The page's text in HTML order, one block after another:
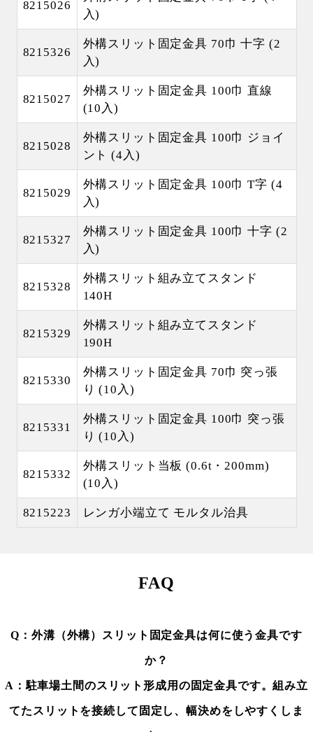
8215026
入)
8215326
外構スリット固定金具 70巾 十字 (2
入)
8215027
外構スリット固定金具 100巾 直線
(10入)
8215028
外構スリット固定金具 100巾 ジョイ
ント (4入)
8215029
外構スリット固定金具 100巾 T字 (4
入)
8215327
外構スリット固定金具 100巾 十字 (2
入)
8215328
外構スリット組み立てスタンド
140H
8215329
外構スリット組み立てスタンド
190H
8215330
外構スリット固定金具 70巾 突っ張
り (10入)
8215331
外構スリット固定金具 100巾 突っ張
り (10入)
8215332
外構スリット当板 (0.6t・200mm)
(10入)
8215223 レンガ小端立て モルタル治具
FAQ
Q：外溝（外構）スリット固定金具は何に使う金具です
か？
A：駐車場土間のスリット形成用の固定金具です。組み立
てたスリットを接続して固定し、幅決めをしやすくしま